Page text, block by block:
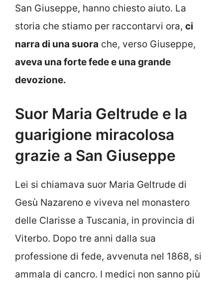
San Giuseppe, hanno chiesto aiuto. La
storia che stiamo per raccontarvi ora, ci
narra di una suora che, verso Giuseppe,
aveva una forte fede e una grande
devozione.
Suor Maria Geltrude e la
guarigione miracolosa
grazie a San Giuseppe
Lei si chiamava suor Maria Geltrude di
Gesù Nazareno e viveva nel monastero
delle Clarisse a Tuscania, in provincia di
Viterbo. Dopo tre anni dalla sua
professione di fede, avvenuta nel 1868, si
ammala di cancro. I medici non sanno più